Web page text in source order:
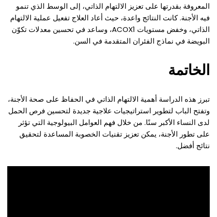
المعروفة بقدرتها على تعزيز الالتهام الذاتي، إلى الوسط الذي تنمو
فيه الأجنة. كانت النتائج واعدة، حيث أعاد العلاج تفعيل عملية الالتهام
الذاتي، وخفض مستويات ACOX1، وساعد في تحسين معدلات تكوّن
البويضة في نماذج الفئران المتقدمة في السن.
الخاتمة
تبرز هذه الدراسة أهمية الالتهام الذاتي في الحفاظ على صحة الأجنة،
وتفتح الباب لتطوير استراتيجيات علاجية جديدة لتحسين فرص الحمل
لدى النساء الأكبر سنًا. من خلال فهم العوامل البيولوجية التي تؤثر
على تطور الأجنة، يمكن تعزيز تقنيات الخصوبة المساعدة لتحقيق
نتائج أفضل.